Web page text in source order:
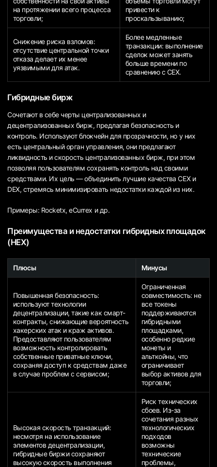
на протяжении всего процесса
торговли;
привести к
проскальзыванию;
Снижение риска взломов:
отсутствие центральной точки
отказа делает их менее
уязвимыми для атак.
Более медленные
транзакции: выполнение
сделок может занять
больше времени по
сравнению с CEX.
Гибридные бирж
Сочетают в себе черты централизованных и
децентрализованных бирж, предлагая безопасность и
контроль. Используют блокчейн для прозрачности, но у них
есть центральный орган управления, они предлагают
ликвидность и скорость централизованных бирж, при этом
позволяя пользователям сохранять контроль над своими
средствами. Их цель — объединить лучшие качества CEX и
DEX, стремясь минимизировать недостатки каждой из них.
Примеры: Rocketx, eCurrex и др.
Преимущества и недостатки гибридных площадок
(HEX)
Плюсы Минусы
Повышенная безопасность:
используют технологии
децентрализации, такие как смарт-
контракты, снижающие вероятность
хакерских атак и краж активов.
Предоставляют пользователям
возможность контролировать
собственные приватные ключи,
сохраняя доступ к средствам даже
в случае проблем с сервисом;
Ограниченная
совместимость: не
все токены
поддерживаются
гибридными
площадками,
особенно редкие
монеты и
альткойны, что
ограничивает
выбор активов для
торговли;
Высокая скорость транзакций:
несмотря на использование
элементов децентрализации,
гибридные биржи сохраняют
высокую скорость выполнения
Риск технических
сбоев. Из-за
сочетания разных
технологических
подходов
возможны
технические
проблемы,